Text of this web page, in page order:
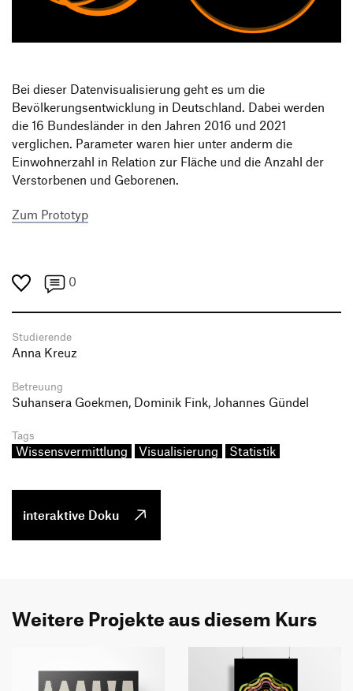
Transfer und Kooperation
Produktgestaltung B.A.
Bei dieser Datenvisualisierung geht es um die
Bevölkerungsentwicklung in Deutschland. Dabei werden
die 16 Bundesländer in den Jahren 2016 und 2021
verglichen. Parameter waren hier unter anderm die
Einwohnerzahl in Relation zur Fläche und die Anzahl der
Verstorbenen und Geborenen.
Zum Prototyp
0
Studierende
Anna Kreuz
Betreuung
Suhansera Goekmen, Dominik Fink, Johannes Gündel
Tags
Wissensvermittlung Visualisierung Statistik
interaktive Doku
Weitere Projekte aus diesem Kurs